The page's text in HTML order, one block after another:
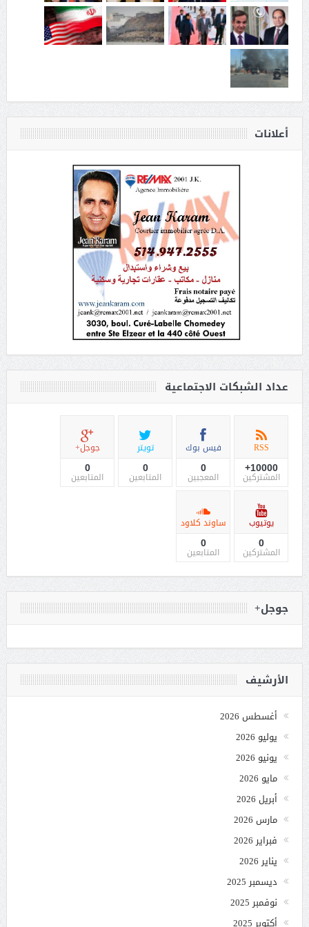
أعلانات
عداد الشبكات الاجتماعية
RSS
10000+
المشتركين
فيس بوك
0
المعجبين
تويتر
0
المتابعين
جوجل+
0
المتابعين
يوتيوب
0
المشتركين
ساوند كلاود
0
المتابعين
جوجل+
الأرشيف
أغسطس 2026
يوليو 2026
يونيو 2026
مايو 2026
أبريل 2026
مارس 2026
فبراير 2026
يناير 2026
ديسمبر 2025
نوفمبر 2025
أكتوبر 2025